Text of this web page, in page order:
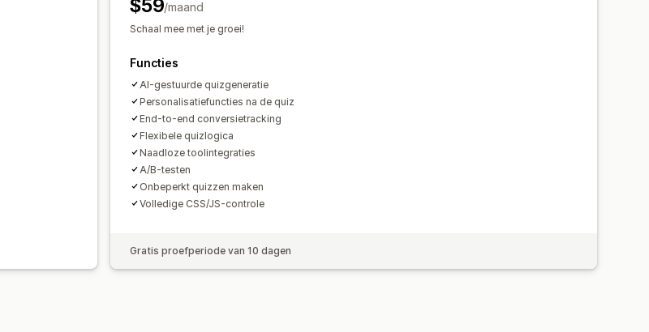
Funnelprestaties
$59/maand
Schaal mee met je groei!
Functies
AI-gestuurde quizgeneratie
Personalisatiefuncties na de quiz
End-to-end conversietracking
Flexibele quizlogica
Naadloze toolintegraties
A/B-testen
Onbeperkt quizzen maken
Volledige CSS/JS-controle
Gratis proefperiode van 10 dagen